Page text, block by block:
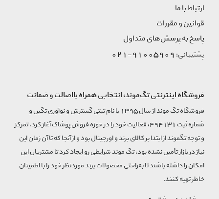
ارتباط با ما
قوانین و مقررات
پاسخ به پرسش‌های متداول
پشتیبانی: 91005909-021
فروشگاه اینترنتی تگ‌موند، انتخابی همراه بااصالت و ضمانت
فروشگاه تگ موند از سال 1395 با نام ثبتی گسترش و نوآوری تگین و
شماره ثبت 494131، فعالیت خود را در حوزه فروش پوشاک آغاز کرد. تمرکز
و توجه تگموند از ابتدا بر کالای برند و اورجینال بود و از آنجا که تا آن زمان این
نیاز در بازار تأمین نشده بود، تگ موند شرایطی رو ایجاد کرد تا مشتریان این
امکان را داشته باشند تا به‌راحتی محصولات برند مورد‌نظر خود را با اطمینان
خاطر تهیه کنند.